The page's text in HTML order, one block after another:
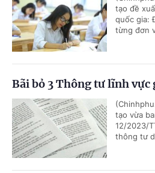
tạo đề
quốc gia:
từng đơn
Bãi bỏ 3 Thông tư lĩnh vực
tạo vừa
12/2023/
thông tư